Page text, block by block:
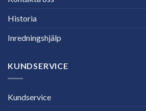
Historia
Inredningshjälp
KUNDSERVICE
Kundservice